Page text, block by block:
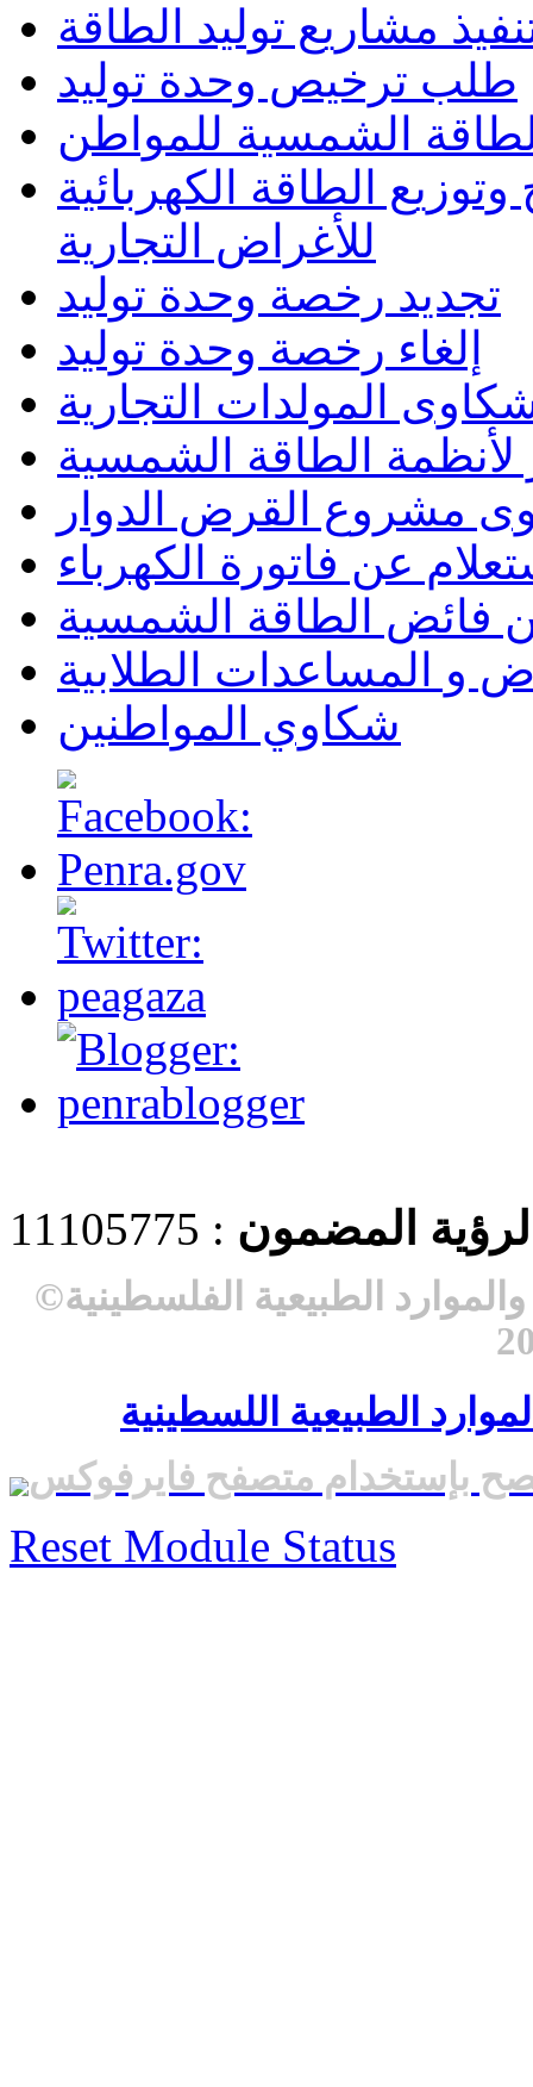
مشاريع توليد الطاقة
طلب ترخيص وحدة توليد
الشمسية للمواطن
الطاقة الكهربائية
للأغراض التجارية
تجديد رخصة وحدة توليد
إلغاء رخصة وحدة توليد
المولدات التجارية
الطاقة الشمسية
مشروع القرض الدوار
عن فاتورة الكهرباء
فائض الطاقة الشمسية
و المساعدات الطلابية
شكاوي المواطنين
المضمون : 11105775
©الطبيعية الفلسطينية
الطبيعية اللسطينية
بإستخدام متصفح فايرفوكس
Reset Module Status